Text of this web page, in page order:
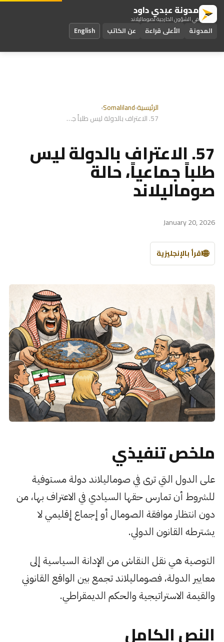
مدونة عبدي داود
في الشؤون الخارجية لصوماليلاند
المدونة الأعلى قراءة عن الكاتب English
الرئيسية›
Somaliland
›
57. الاعتراف بالدولة ليس طلباً جماعياً، حالة صوماليلاند
57. الاعتراف بالدولة ليس
طلباً جماعياً، حالة
صوماليلاند
January 20, 2026
🌐اقرأ بالإنجليزية
ملخص تنفيذي
على الدول التي ترى في صوماليلاند دولة مستوفية
للشروط أن تمارس حقها السيادي في الاعتراف بها، من
دون انتظار موافقة الصومال أو إجماع إقليمي لا
يشترطه القانون الدولي.
التوصية هي نقل النقاش من الإدانة السياسية إلى
معايير الدولة، فصوماليلاند تجمع بين الواقع القانوني
والقيمة الاستراتيجية والحكم الديمقراطي.
النص الكامل